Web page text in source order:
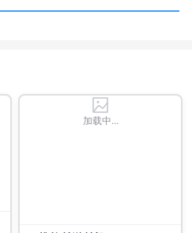
加载中...